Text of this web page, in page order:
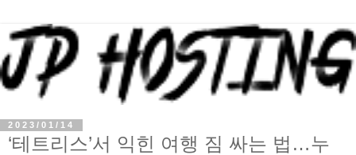
2023/01/14
‘테트리스’서 익힌 여행 짐 싸는 법…누